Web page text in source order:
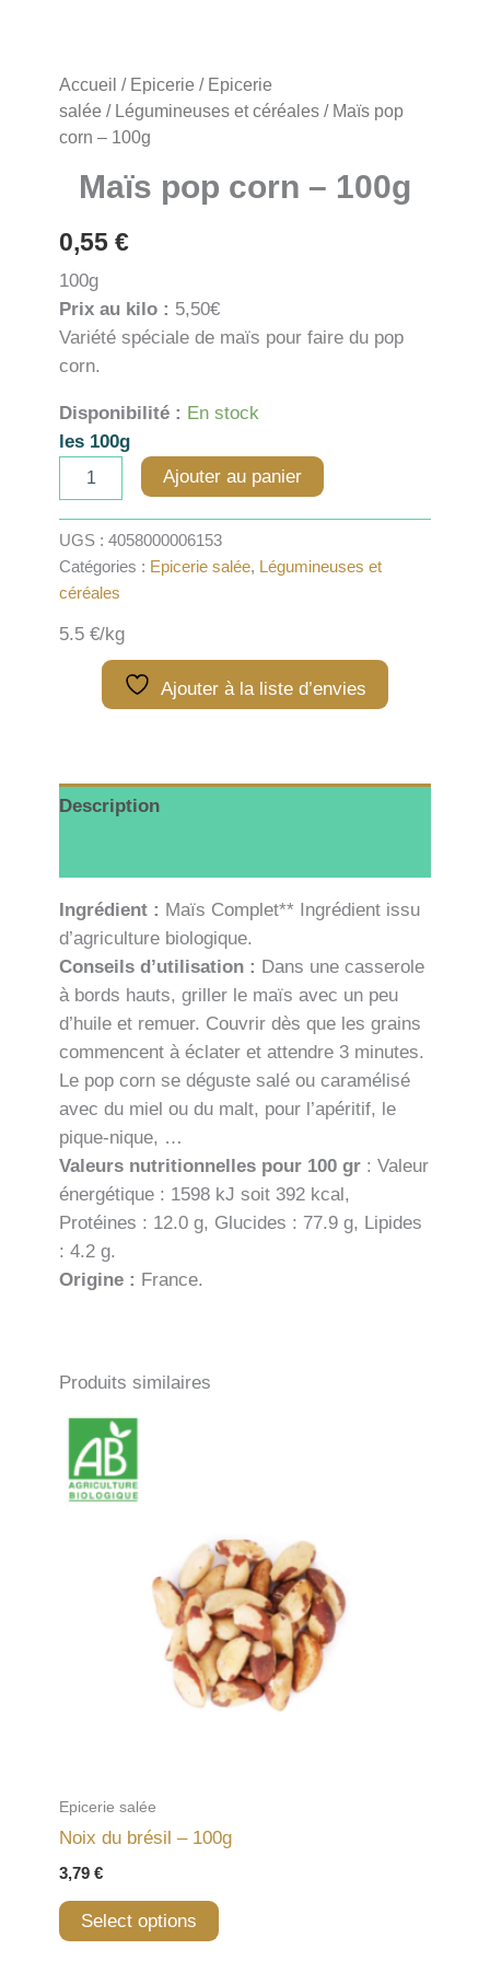
Accueil / Epicerie / Epicerie
salée / Légumineuses et céréales / Maïs pop
corn – 100g
Maïs pop corn – 100g
0,55 €
100g
Prix au kilo : 5,50€
Variété spéciale de maïs pour faire du pop
corn.
Disponibilité : En stock
les 100g
pop
-
100g
Ajouter au panier
UGS : 4058000006153
Catégories : Epicerie salée, Légumineuses et
céréales
5.5 €/kg
Ajouter à la liste d’envies
Description
Ingrédient : Maïs Complet** Ingrédient issu
d’agriculture biologique.
Conseils d’utilisation : Dans une casserole
à bords hauts, griller le maïs avec un peu
d’huile et remuer. Couvrir dès que les grains
commencent à éclater et attendre 3 minutes.
Le pop corn se déguste salé ou caramélisé
avec du miel ou du malt, pour l’apéritif, le
pique-nique, …
Valeurs nutritionnelles pour 100 gr : Valeur
énergétique : 1598 kJ soit 392 kcal,
Protéines : 12.0 g, Glucides : 77.9 g, Lipides
: 4.2 g.
Origine : France.
Produits similaires
Epicerie salée
Noix du brésil – 100g
3,79 €
Select options